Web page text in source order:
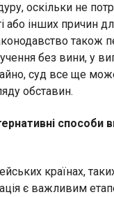
оскільки не
або інших причин
також
без вини, у
суд все ще
обставин.
способи
країнах,
є важливим